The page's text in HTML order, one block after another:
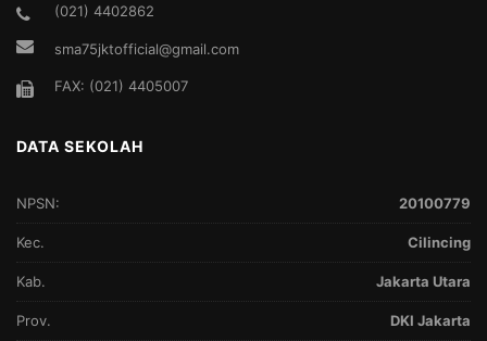
(021) 4402862
sma75jktofficial@gmail.com
FAX: (021) 4405007
DATA SEKOLAH
NPSN: 20100779
Kec. Cilincing
Kab. Jakarta Utara
Prov. DKI Jakarta